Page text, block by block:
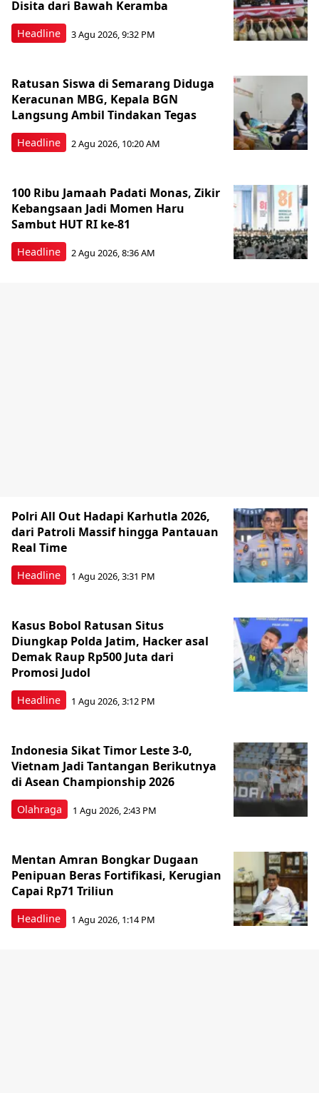
Headline
Disita dari Bawah Keramba
3 Agu 2026, 9:32 PM
Headline
Ratusan Siswa di Semarang Diduga
Keracunan MBG, Kepala BGN
Langsung Ambil Tindakan Tegas
2 Agu 2026, 10:20 AM
Headline
100 Ribu Jamaah Padati Monas, Zikir
Kebangsaan Jadi Momen Haru
Sambut HUT RI ke-81
2 Agu 2026, 8:36 AM
Headline
Polri All Out Hadapi Karhutla 2026,
dari Patroli Massif hingga Pantauan
Real Time
1 Agu 2026, 3:31 PM
Headline
Kasus Bobol Ratusan Situs
Diungkap Polda Jatim, Hacker asal
Demak Raup Rp500 Juta dari
Promosi Judol
1 Agu 2026, 3:12 PM
Olahraga
Indonesia Sikat Timor Leste 3-0,
Vietnam Jadi Tantangan Berikutnya
di Asean Championship 2026
1 Agu 2026, 2:43 PM
Headline
Mentan Amran Bongkar Dugaan
Penipuan Beras Fortifikasi, Kerugian
Capai Rp71 Triliun
1 Agu 2026, 1:14 PM